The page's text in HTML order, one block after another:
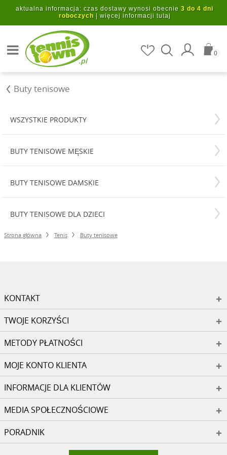
Przejdź do głównej treści
aktualna informacja: czas dostawy wynosi obecnie 3 do 4 dni
roboczych| więcej informacji tutaj
.pl
0
Buty tenisowe
WSZYSTKIE PRODUKTY
BUTY TENISOWE MĘSKIE
BUTY TENISOWE DAMSKIE
BUTY TENISOWE DLA DZIECI
Strona główna Tenis Buty tenisowe
KONTAKT
TWOJE KORZYŚCI
METODY PŁATNOŚCI
MOJE KONTO KLIENTA
INFORMACJE DLA KLIENTÓW
MEDIA SPOŁECZNOŚCIOWE
PORADNIK